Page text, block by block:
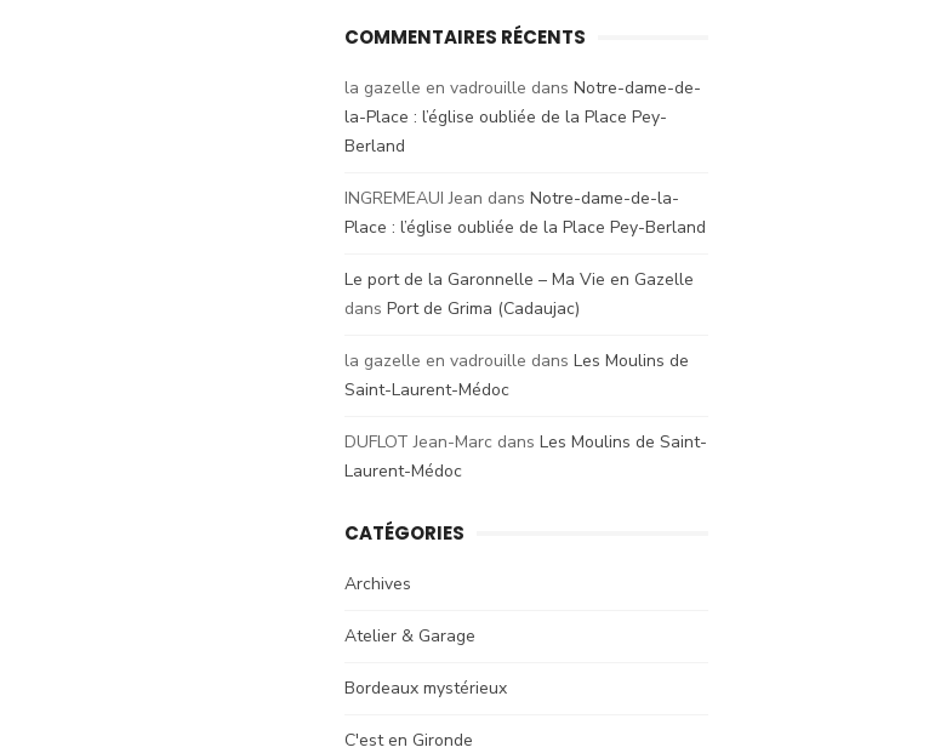
COMMENTAIRES RÉCENTS
la gazelle en vadrouille dans Notre-dame-de-
la-Place : l’église oubliée de la Place Pey-
Berland
INGREMEAUI Jean dans Notre-dame-de-la-
Place : l’église oubliée de la Place Pey-Berland
Le port de la Garonnelle – Ma Vie en Gazelle
dans Port de Grima (Cadaujac)
la gazelle en vadrouille dans Les Moulins de
Saint-Laurent-Médoc
DUFLOT Jean-Marc dans Les Moulins de Saint-
Laurent-Médoc
CATÉGORIES
Archives
Atelier & Garage
Bordeaux mystérieux
C'est en Gironde